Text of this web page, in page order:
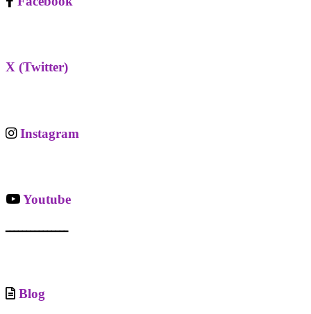
X (Twitter)
Instagram
Youtube
ـــــــــــــــ
Blog